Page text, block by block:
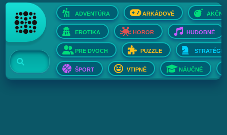
ADVENTÚRA ARKÁDOVÉ AKČNÉ
EROTIKA HOROR HUDOBNÉ
PRE DVOCH PUZZLE STRATÉGIE
ŠPORT VTIPNÉ NÁUČNÉ